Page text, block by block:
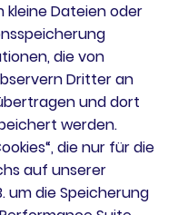
kleine Dateien oder
die von
Dritter an
und dort
werden.
die nur für die
auf unserer
um die Speicherung